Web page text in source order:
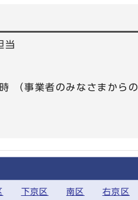
当
事業者のみなさまから
下京区 南区 右京区